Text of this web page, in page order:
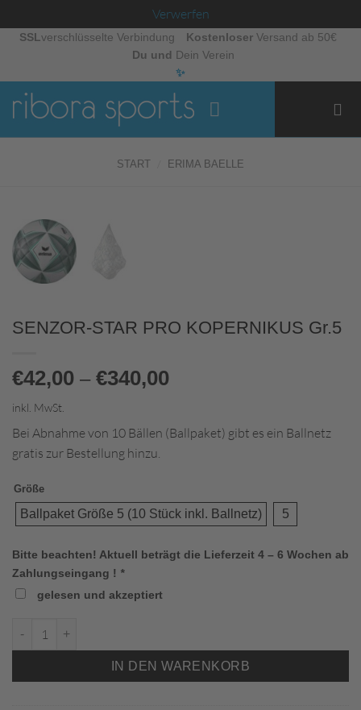
Verwerfen
Zum
springen
SSL verschlüsselte Verbindung KostenloserVersand ab 50€
Du und Dein Verein
✨
START ERIMA BAELLE
SENZOR-STAR PRO KOPERNIKUS Gr.5
€42,00 – €340,00
inkl. MwSt.
Bei Abnahme von 10 Bällen (Ballpaket) gibt es ein Ballnetz
gratis zur Bestellung hinzu.
Größe
Ballpaket Größe 5 (10 Stück inkl. Ballnetz) 5
Bitte beachten! Aktuell beträgt die Lieferzeit 4 – 6 Wochen ab
Zahlungseingang ! *
gelesen und akzeptiert
IN DEN WARENKORB